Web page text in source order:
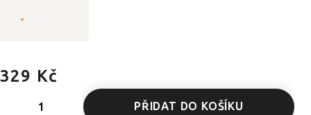
329 Kč
PŘIDAT DO KOŠÍKU